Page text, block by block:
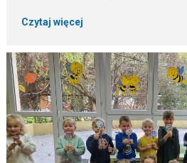
Czytaj więcej